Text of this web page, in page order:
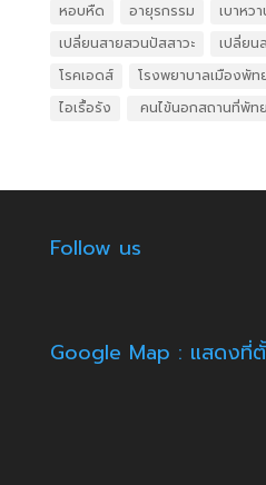
หอบหืด
อายุรกรรม เบาหว
เปลี่ยนสายสวนปัสสาวะ
เปลี่ยน
โรคเอดส์
โรงพยาบาลเมืองพัท
ไอเรื้อรัง
คนไข้นอกสถานที่พัท
Follow us
Google Map : แสดงที่